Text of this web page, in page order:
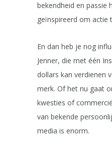
bekendheid en passie
geïnspireerd om actie
En dan heb je nog
Jenner, die met één
dollars kan verdienen
merk. Of het nu gaat
kwesties of
van bekende
media is enorm.